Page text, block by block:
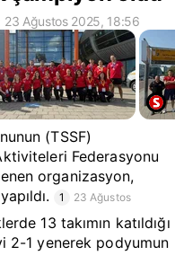
23 Ağustos 2025, 18:56
(TSSF)
Federasyonu
organizasyon,
1 23 Ağustos
13 takımın katıldığı
2-1 yenerek podyumun